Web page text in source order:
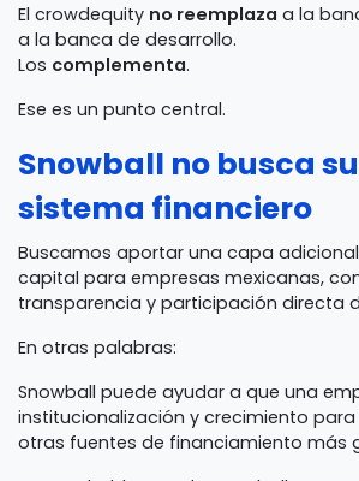
El crowdequity no reemplaza a la
a la banca de desarrollo.
Los complementa.
Ese es un punto central.
Snowball no busca
sistema financiero
Buscamos aportar una capa
capital para empresas mexicanas,
transparencia y participación directa
En otras palabras:
Snowball puede ayudar a que una
institucionalización y crecimiento
otras fuentes de financiamiento más